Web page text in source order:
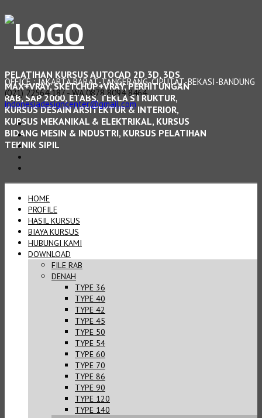
PELATIHAN KURSUS AUTOCAD 2D 3D, 3DS
MAX+VRAY, SKETCHUP+VRAY, PERHITUNGAN
RAB, SAP 2000, ETABS, TEKLA STRUKTUR,
KURSUS DESAIN ARSITEKTUR & INTERIOR,
KURSUS MEKANIKAL & ELEKTRIKAL, KURSUS
BIDANG MESIN & INDUSTRI, KURSUS PELATIHAN
TEKNIK SIPIL
OFFICE : JAKARTA BARAT-TANGERANG-CIPUTAT-BEKASI-BANDUNG
(021) 22564 187 - WA 0878 8094 8464
indonesiadesigncenter@gmail.com
HOME
PROFILE
HASIL KURSUS
BIAYA KURSUS
HUBUNGI KAMI
DOWNLOAD
FILE RAB
DENAH
TYPE 36
TYPE 40
TYPE 42
TYPE 45
TYPE 50
TYPE 54
TYPE 60
TYPE 70
TYPE 86
TYPE 90
TYPE 120
TYPE 140